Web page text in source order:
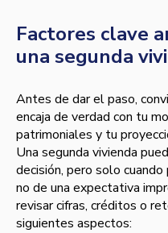
Factores clave
una segunda
Antes de dar el paso,
encaja de verdad con tu
patrimoniales y tu
Una segunda vivienda
decisión, pero solo
no de una expectativa
revisar cifras, créditos o
siguientes aspectos: